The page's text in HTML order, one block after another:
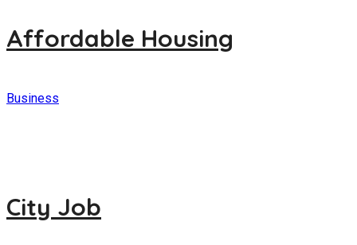
Affordable Housing
Business
City Job